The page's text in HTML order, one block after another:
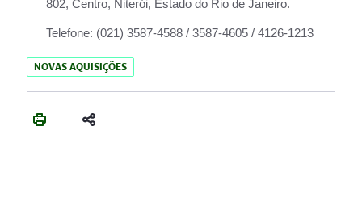
802, Centro, Niterói, Estado do Rio de Janeiro.
Telefone: (021) 3587-4588 / 3587-4605 / 4126-1213
NOVAS AQUISIÇÕES